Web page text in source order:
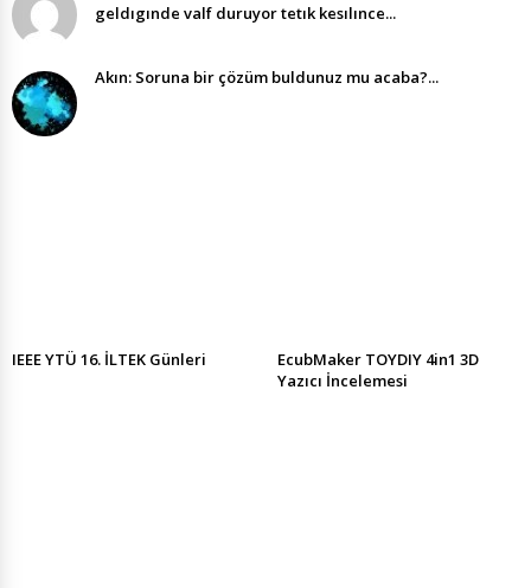
geldıgınde valf duruyor tetık kesılınce...
Akın: Soruna bir çözüm buldunuz mu acaba?...
IEEE YTÜ 16. İLTEK Günleri
EcubMaker TOYDIY 4in1 3D
Yazıcı İncelemesi